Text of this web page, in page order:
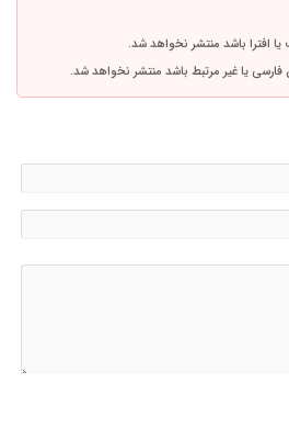
افترا باشد منتشر نخواهد شد.
فارسی یا غیر مرتبط باشد منتشر نخواهد شد.